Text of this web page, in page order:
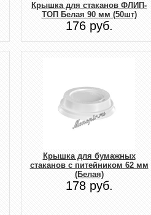
Крышка для стаканов ФЛИП-
ТОП Белая 90 мм (50шт)
176 руб.
Крышка для бумажных
стаканов с питейником 62 мм
(Белая)
178 руб.